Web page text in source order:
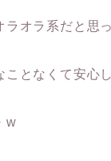
ラオラ系だと思
ことなくて安心
w